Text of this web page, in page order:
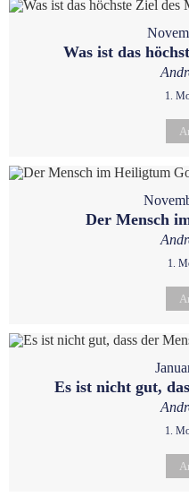
Was ist das
1.
Der Mensch
1.
Es ist nicht gut,
1.